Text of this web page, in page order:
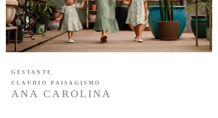
ANA CAROLINA
GESTANTE
CLAUDIO PAISAGISMO